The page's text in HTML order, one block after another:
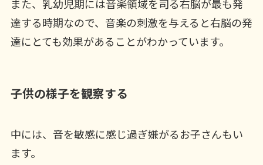
また、乳幼児期には音楽領域を司る右脳が最も発
達する時期なので、音楽の刺激を与えると右脳の発
達にとても効果があることがわかっています。
子供の様子を観察する
中には、音を敏感に感じ過ぎ嫌がるお子さんもい
ます。